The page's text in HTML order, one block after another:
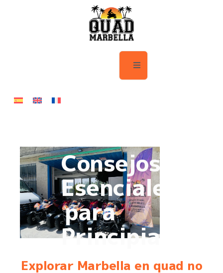
Consejos
Esenciales
para
Principiantes
en
Explorar Marbella en quad no